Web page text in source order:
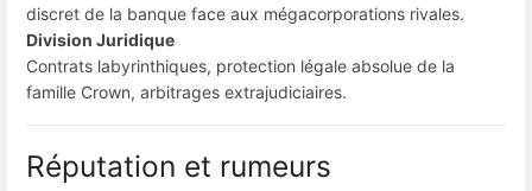
discret de la banque face aux mégacorporations rivales.
Division Juridique
Contrats labyrinthiques, protection légale absolue de la
famille Crown, arbitrages extrajudiciaires.
Réputation et rumeurs